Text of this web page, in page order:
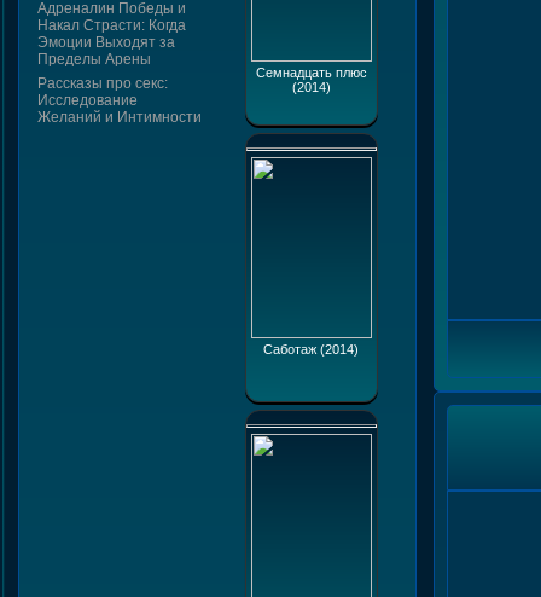
Адреналин Победы и
Накал Страсти: Когда
Эмоции Выходят за
Пределы Арены
Рассказы про секс:
Исследование
Желаний и Интимности
Семнадцать плюс
(2014)
Саботаж (2014)